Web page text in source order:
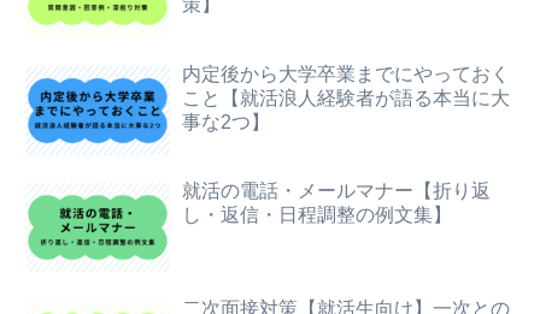
策】
内定後から大学卒業までにやっておく
こと【就活浪人経験者が語る本当に大
事な2つ】
就活の電話・メールマナー【折り返
し・返信・日程調整の例文集】
二次面接対策【就活生向け】一次との